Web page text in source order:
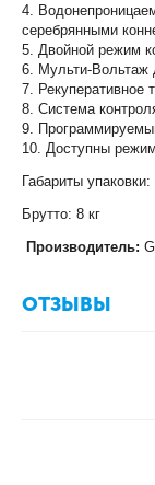
4.
серебрянными
5. Двойной режим
6. Мульти-Вольтаж
7. Рекуперативное
8. Система
9.
10. Доступны
Габариты
Брутто: 8 кг
Производитель:
ОТЗЫВЫ